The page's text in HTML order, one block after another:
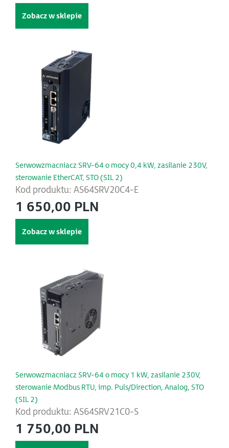
Zobacz w sklepie
Serwowzmacniacz SRV-64 o mocy 0,4 kW, zasilanie 230V,
sterowanie EtherCAT, STO (SIL 2)
Kod produktu: AS64SRV20C4-E
1 650,00 PLN
Zobacz w sklepie
Serwowzmacniacz SRV-64 o mocy 1 kW, zasilanie 230V,
sterowanie Modbus RTU, imp. Puls/Direction, Analog, STO
(SIL 2)
Kod produktu: AS64SRV21C0-S
1 750,00 PLN